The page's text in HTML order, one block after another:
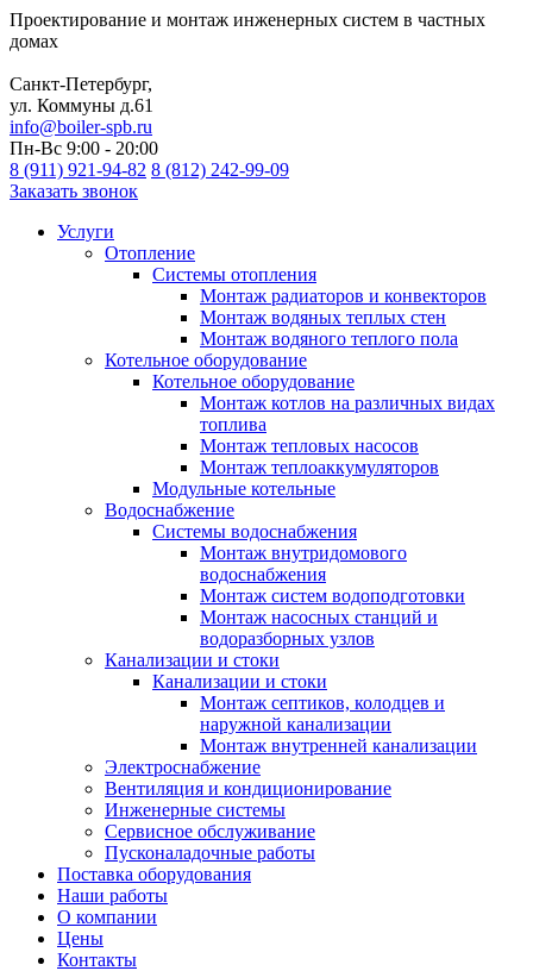
Проектирование и монтаж инженерных систем в частных
домах
Санкт-Петербург,
ул. Коммуны д.61
info@boiler-spb.ru
Пн-Вс 9:00 - 20:00
8 (911) 921-94-82 8 (812) 242-99-09
Заказать звонок
Услуги
Отопление
Cистемы отопления
Монтаж радиаторов и конвекторов
Монтаж водяных теплых стен
Монтаж водяного теплого пола
Котельное оборудование
Котельное оборудование
Монтаж котлов на различных видах
топлива
Монтаж тепловых насосов
Монтаж теплоаккумуляторов
Модульные котельные
Водоснабжение
Системы водоснабжения
Монтаж внутридомового
водоснабжения
Монтаж систем водоподготовки
Монтаж насосных станций и
водоразборных узлов
Канализации и стоки
Канализации и стоки
Монтаж септиков, колодцев и
наружной канализации
Монтаж внутренней канализации
Электроснабжение
Вентиляция и кондиционирование
Инженерные системы
Сервисное обслуживание
Пусконаладочные работы
Поставка оборудования
Наши работы
О компании
Цены
Контакты